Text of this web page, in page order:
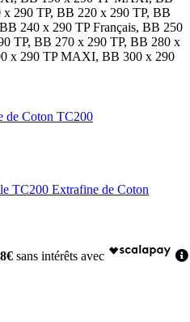
290 TP, BB 220 x 290 TP, BB
240 x 290 TP Français, BB 250
TP, BB 270 x 290 TP, BB 280 x
x 290 TP MAXI, BB 300 x 290
de Coton TC200
TC200 Extrafine de Coton
sans intérêts avec